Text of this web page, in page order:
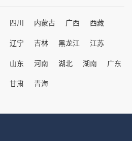
四川 内蒙古 广西
西藏
辽宁 吉林 黑龙江
江苏
山东 河南 湖北 湖南
广东
甘肃 青海